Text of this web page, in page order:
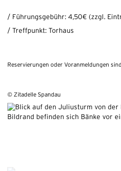
/ Führungsgebühr: 4,50€ (zzgl.
/ Treffpunkt: Torhaus
Reservierungen oder Voranmeldungen
© Zitadelle Spandau